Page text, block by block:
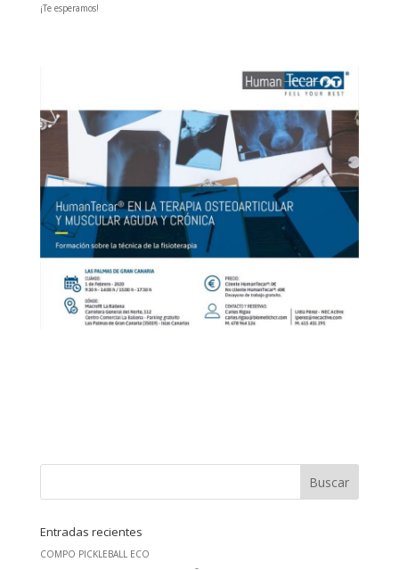
¡Te esperamos!
Entradas recientes
COMPO PICKLEBALL ECO